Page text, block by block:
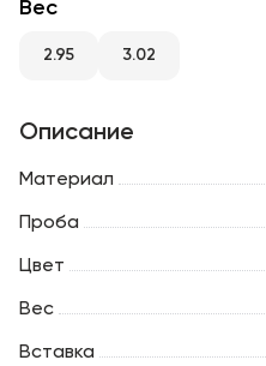
Вес
2.95 3.02
Описание
Материал
Проба
Цвет
Вес
Вставка